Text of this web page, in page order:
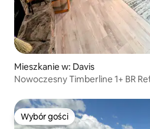
Mieszkanie w: Davis
Nowoczesny Timberline 1+ BR
Wybór gości
Wybór gości